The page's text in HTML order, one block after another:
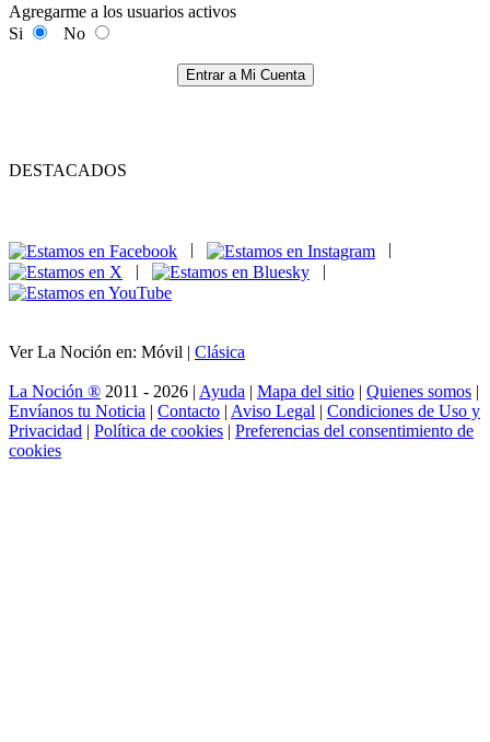
Agregarme a los usuarios activos
Si
No
Entrar a Mi Cuenta
DESTACADOS
|
|
Ver La Noción en: Móvil | Clásica
La Noción ® 2011 - 2026 | Ayuda | Mapa del sitio | Quienes somos |
Envíanos tu Noticia | Contacto | Aviso Legal | Condiciones de Uso y
Privacidad | Política de cookies | Preferencias del consentimiento de
cookies